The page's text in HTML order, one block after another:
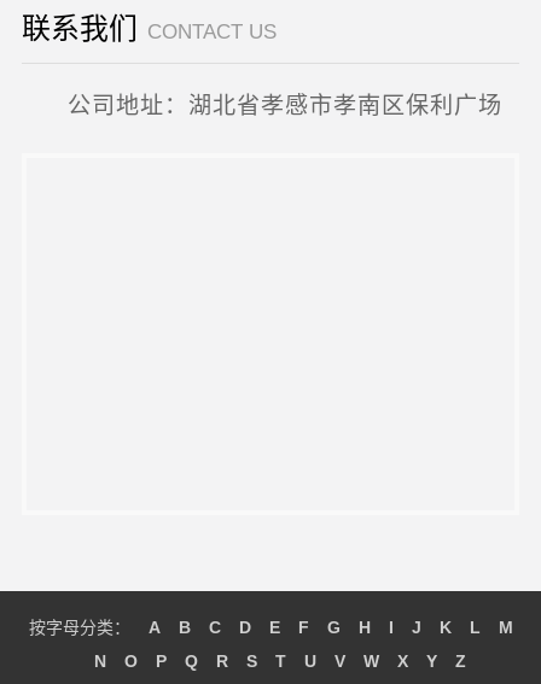
联系我们 CONTACT US
公司地址：湖北省孝感市孝南区保利广场
按字母分类： A B C D E F G H I J K L
M
N
O P Q R S T U V W X Y Z